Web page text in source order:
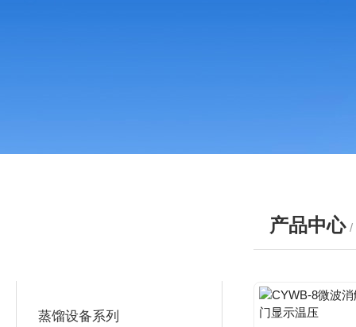
蒸馏设备系列
产品中心 /